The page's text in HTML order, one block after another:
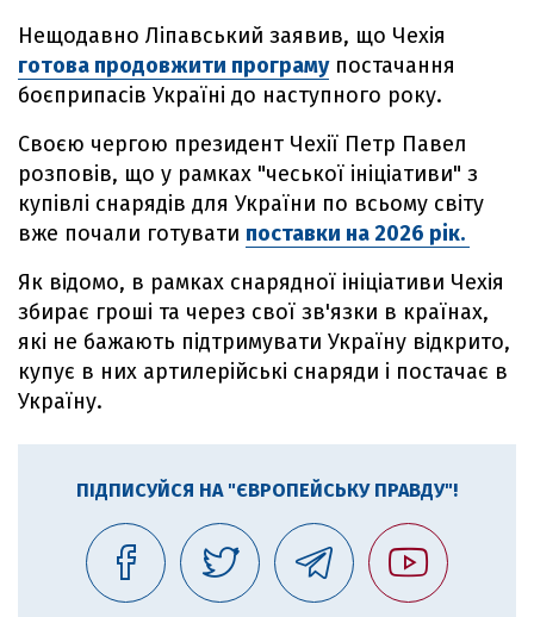
Нещодавно Ліпавський заявив, що Чехія
готова продовжити програмупостачання
боєприпасів Україні до наступного року.
Своєю чергою президент Чехії Петр Павел
розповів, що у рамках "чеської ініціативи" з
купівлі снарядів для України по всьому світу
вже почали готувати поставки на 2026 рік.
Як відомо, в рамках снарядної ініціативи Чехія
збирає гроші та через свої зв'язки в країнах,
які не бажають підтримувати Україну відкрито,
купує в них артилерійські снаряди і постачає в
Україну.
ПІДПИСУЙСЯ НА "ЄВРОПЕЙСЬКУ ПРАВДУ"!